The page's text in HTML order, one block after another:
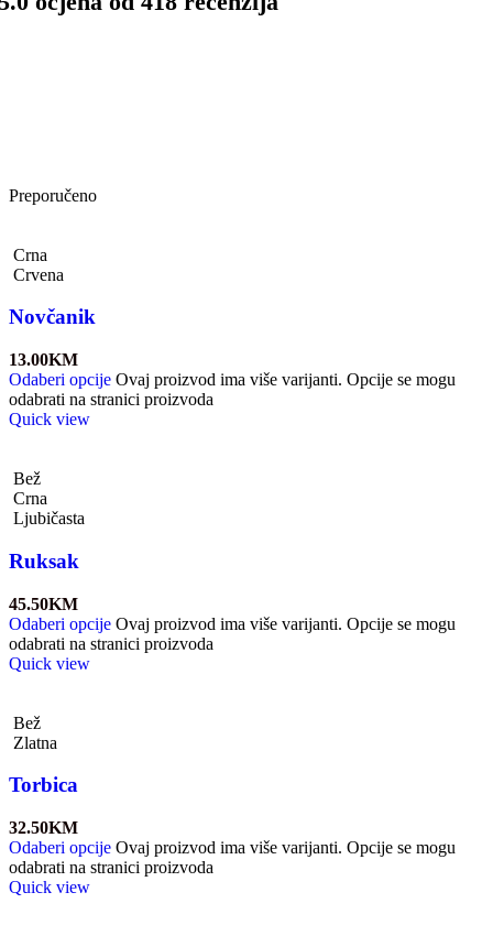
Preporučeno
Crna
Crvena
Novčanik
13.00KM
Odaberi opcije Ovaj proizvod ima više varijanti. Opcije se mogu
odabrati na stranici proizvoda
Quick view
Bež
Crna
Ljubičasta
Ruksak
45.50KM
Odaberi opcije Ovaj proizvod ima više varijanti. Opcije se mogu
odabrati na stranici proizvoda
Quick view
Bež
Zlatna
Torbica
32.50KM
Odaberi opcije Ovaj proizvod ima više varijanti. Opcije se mogu
odabrati na stranici proizvoda
Quick view